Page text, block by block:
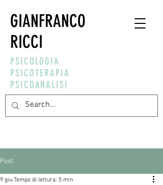
GIANFRANCO
RICCI
PSICOLOGIA
PSICOTERAPIA
PSICOANALISI
Post
9 giu Tempo di lettura: 5 min